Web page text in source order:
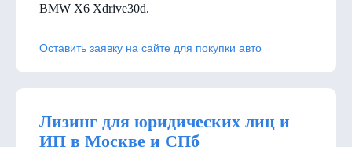
BMW X6 Xdrive30d.
Оставить заявку на сайте для покупки авто
Лизинг для юридических лиц и
ИП в Москве и СПб